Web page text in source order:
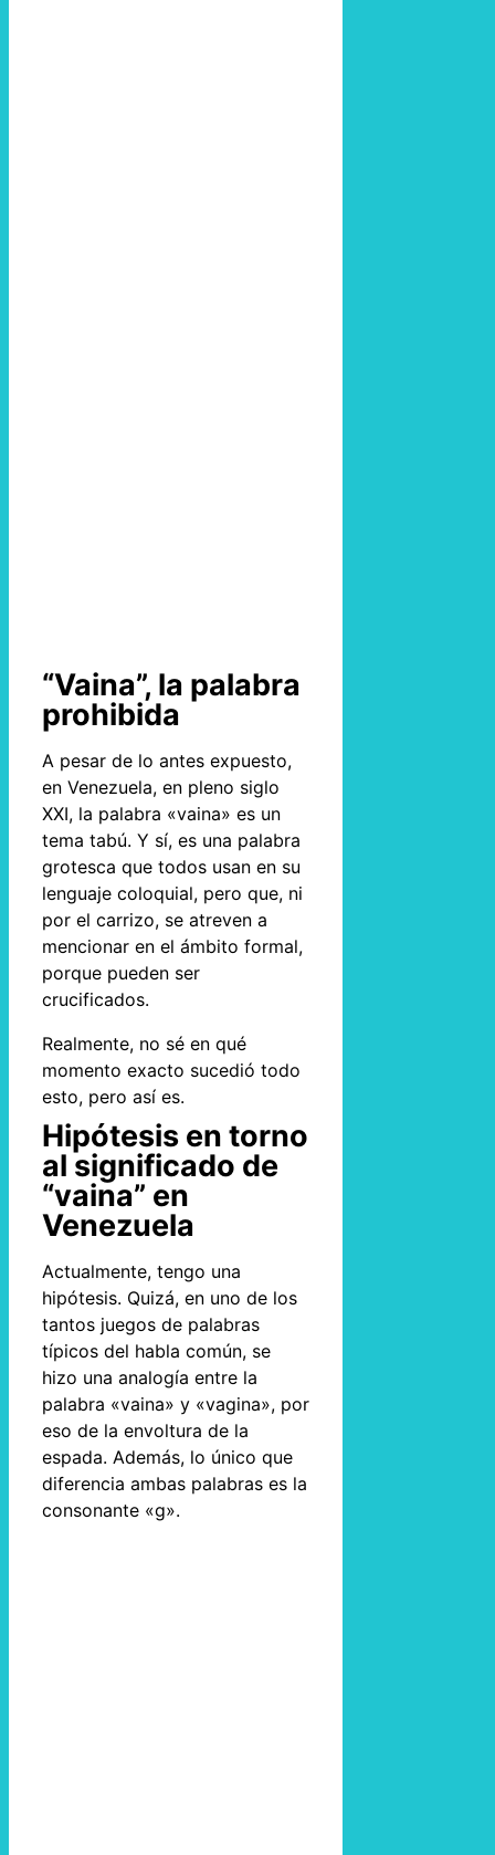
“Vaina”, la palabra
prohibida
A pesar de lo antes expuesto,
en Venezuela, en pleno siglo
XXI, la palabra «vaina» es un
tema tabú. Y sí, es una palabra
grotesca que todos usan en su
lenguaje coloquial, pero que, ni
por el carrizo, se atreven a
mencionar en el ámbito formal,
porque pueden ser
crucificados.
Realmente, no sé en qué
momento exacto sucedió todo
esto, pero así es.
Hipótesis en torno
al significado de
“vaina” en
Venezuela
Actualmente, tengo una
hipótesis. Quizá, en uno de los
tantos juegos de palabras
típicos del habla común, se
hizo una analogía entre la
palabra «vaina» y «vagina», por
eso de la envoltura de la
espada. Además, lo único que
diferencia ambas palabras es la
consonante «g».